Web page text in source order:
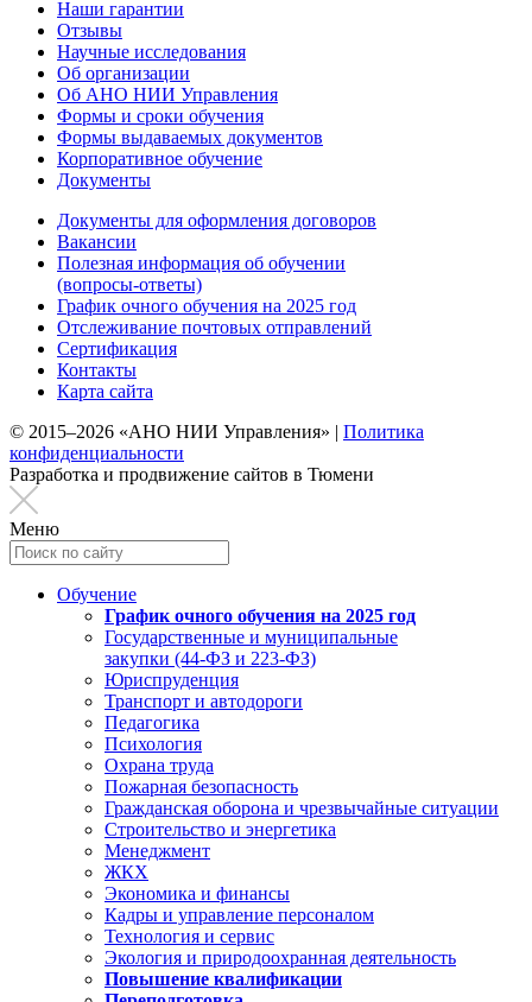
Наши гарантии
Отзывы
Научные исследования
Об организации
Об АНО НИИ Управления
Формы и сроки обучения
Формы выдаваемых документов
Корпоративное обучение
Документы
Документы для оформления договоров
Вакансии
Полезная информация об обучении
(вопросы-ответы)
График очного обучения на 2025 год
Отслеживание почтовых отправлений
Сертификация
Контакты
Карта сайта
© 2015–2026 «АНО НИИ Управления» | Политика
конфиденциальности
Разработка и продвижение сайтов в Тюмени
Меню
Обучение
График очного обучения на 2025 год
Государственные и муниципальные
закупки (44-ФЗ и 223-ФЗ)
Юриспруденция
Транспорт и автодороги
Педагогика
Психология
Охрана труда
Пожарная безопасность
Гражданская оборона и чрезвычайные ситуации
Строительство и энергетика
Менеджмент
ЖКХ
Экономика и финансы
Кадры и управление персоналом
Технология и сервис
Экология и природоохранная деятельность
Повышение квалификации